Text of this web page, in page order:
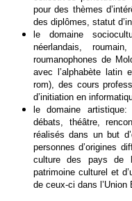
pour des thèmes
des diplômes, statut
le domaine
néerlandais,
roumanophones de
avec l’alphabète latin
rom), des cours
d’initiation en
le domaine
débats, théâtre,
réalisés dans un but
personnes d’origines
culture des pays de
patrimoine culturel et
de ceux-ci dans l’Union